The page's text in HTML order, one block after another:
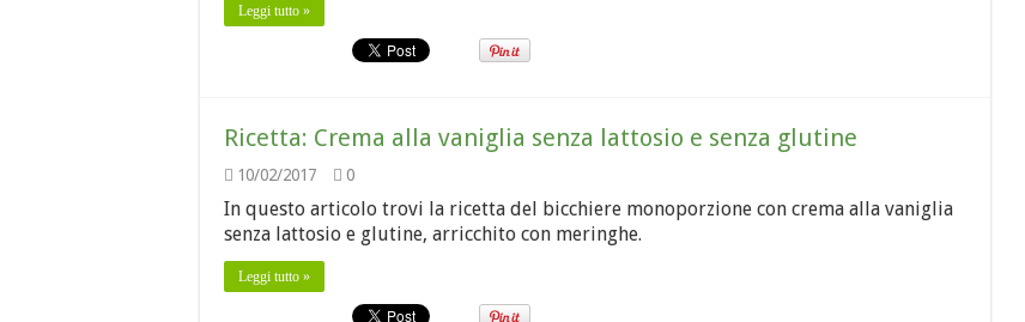
Leggi tutto »
Ricetta: Crema alla vaniglia senza lattosio e senza glutine
10/02/2017 0
In questo articolo trovi la ricetta del bicchiere monoporzione con crema alla vaniglia
senza lattosio e glutine, arricchito con meringhe.
Leggi tutto »